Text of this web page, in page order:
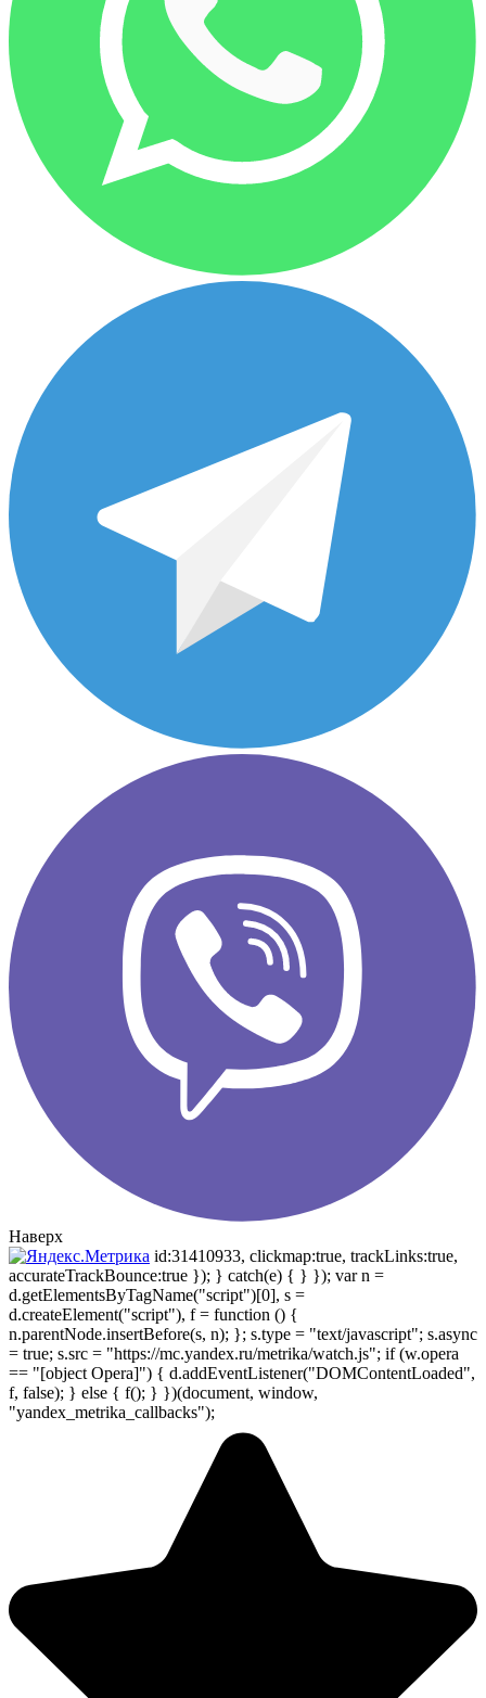
Наверх
id:31410933, clickmap:true, trackLinks:true,
accurateTrackBounce:true }); } catch(e) { } }); var n =
d.getElementsByTagName("script")[0], s =
d.createElement("script"), f = function () {
n.parentNode.insertBefore(s, n); }; s.type = "text/javascript"; s.async
= true; s.src = "https://mc.yandex.ru/metrika/watch.js"; if (w.opera
== "[object Opera]") { d.addEventListener("DOMContentLoaded",
f, false); } else { f(); } })(document, window,
"yandex_metrika_callbacks");